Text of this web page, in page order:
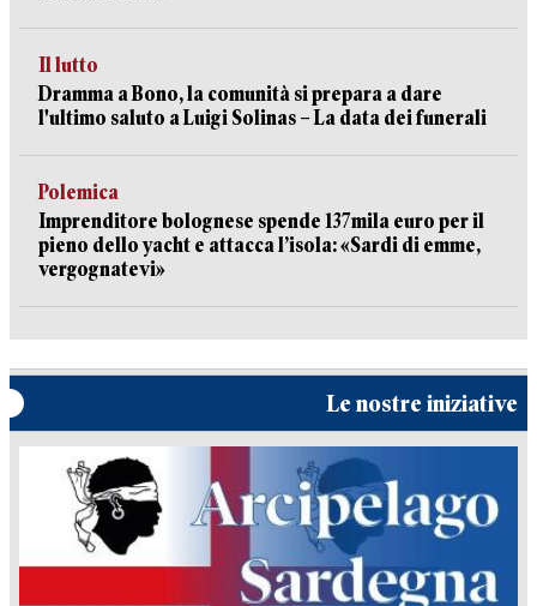
Il lutto
Dramma a Bono, la comunità si prepara a dare
l'ultimo saluto a Luigi Solinas – La data dei funerali
Polemica
Imprenditore bolognese spende 137mila euro per il
pieno dello yacht e attacca l’isola: «Sardi di emme,
vergognatevi»
Le nostre iniziative